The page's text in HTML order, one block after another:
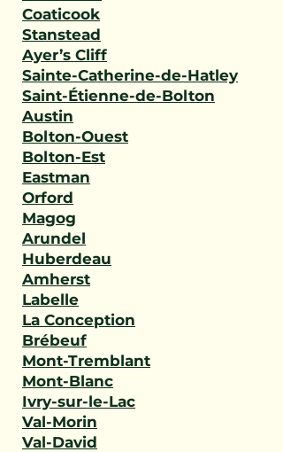
Coaticook
Stanstead
Ayer’s Cliff
Sainte-Catherine-de-Hatley
Saint-Étienne-de-Bolton
Austin
Bolton-Ouest
Bolton-Est
Eastman
Orford
Magog
Arundel
Huberdeau
Amherst
Labelle
La Conception
Brébeuf
Mont-Tremblant
Mont-Blanc
Ivry-sur-le-Lac
Val-Morin
Val-David